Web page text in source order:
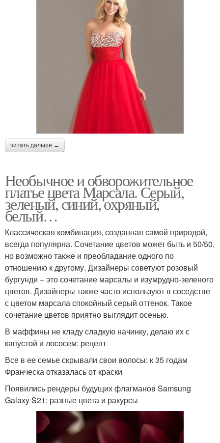
читать дальше →
Необычное и обворожительное
платье цвета Марсала. Серый,
зеленый, синий, охряный,
белый…
Классическая комбинация, созданная самой природой,
всегда популярна. Сочетание цветов может быть и 50/50,
но возможно также и преобладание одного по
отношению к другому. Дизайнеры советуют розовый
бургунди – это сочетание марсалы и изумрудно-зеленого
цветов. Дизайнеры также часто используют в соседстве
с цветом марсала спокойный серый оттенок. Такое
сочетание цветов приятно выглядит осенью.
В маффины не кладу сладкую начинку, делаю их с
капустой и лососем: рецепт
Все в ее семье скрывали свои волосы: к 35 годам
Франческа отказалась от краски
Появились рендеры будущих флагманов Samsung
Galaxy S21: разные цвета и ракурсы